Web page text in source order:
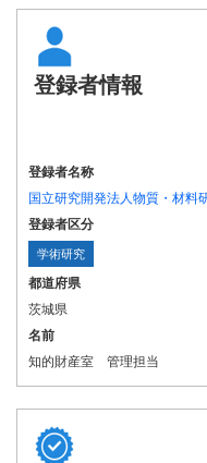
登録者情報
登録者名称
国立研究開発法人物質・材料
登録者区分
学術研究
都道府県
茨城県
名前
知的財産室 管理担当